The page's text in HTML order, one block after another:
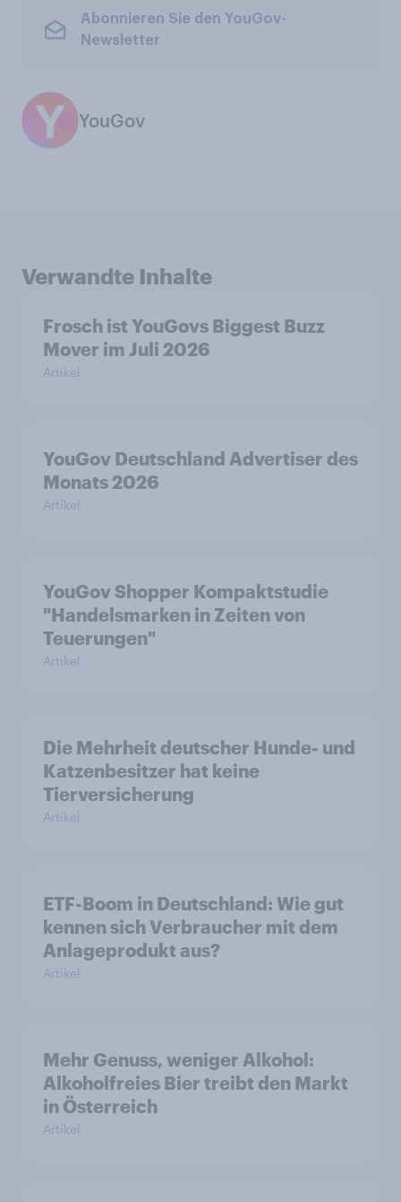
Abonnieren Sie den YouGov-
Newsletter
YouGov
Verwandte Inhalte
Frosch ist YouGovs Biggest Buzz
Mover im Juli 2026
Artikel
YouGov Deutschland Advertiser des
Monats 2026
Artikel
YouGov Shopper Kompaktstudie
"Handelsmarken in Zeiten von
Teuerungen"
Artikel
Die Mehrheit deutscher Hunde- und
Katzenbesitzer hat keine
Tierversicherung
Artikel
ETF-Boom in Deutschland: Wie gut
kennen sich Verbraucher mit dem
Anlageprodukt aus?
Artikel
Mehr Genuss, weniger Alkohol:
Alkoholfreies Bier treibt den Markt
in Österreich
Artikel